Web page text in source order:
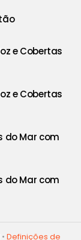
e Cobertas
e Cobertas
do Mar com
do Mar com
Definições de